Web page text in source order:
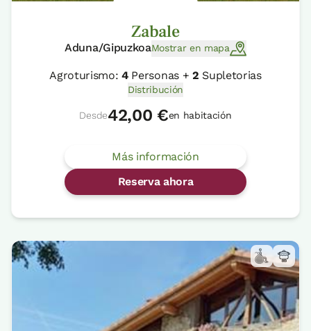
Zabale
Aduna/GipuzkoaMostrar en mapa
Agroturismo:4Personas + 2 Supletorias
Distribución
Desde42,00 €en habitación
Más información
Reserva ahora